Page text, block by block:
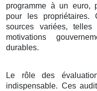
programme à un euro,
pour les propriétaires.
sources variées,
motivations
durables.
Le rôle des
indispensable. Ces